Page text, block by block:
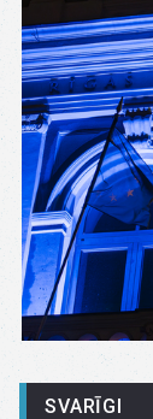
SVARĪGI